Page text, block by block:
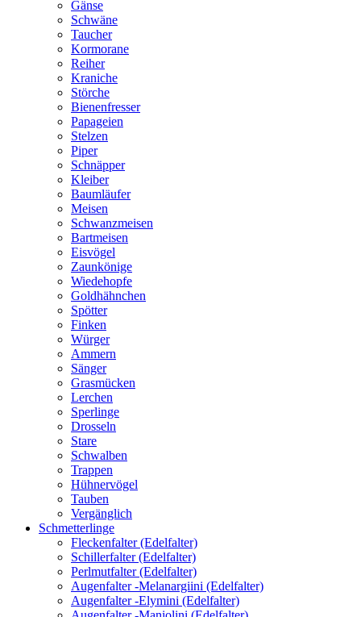
Gänse
Schwäne
Taucher
Kormorane
Reiher
Kraniche
Störche
Bienenfresser
Papageien
Stelzen
Piper
Schnäpper
Kleiber
Baumläufer
Meisen
Schwanzmeisen
Bartmeisen
Eisvögel
Zaunkönige
Wiedehopfe
Goldhähnchen
Spötter
Finken
Würger
Ammern
Sänger
Grasmücken
Lerchen
Sperlinge
Drosseln
Stare
Schwalben
Trappen
Hühnervögel
Tauben
Vergänglich
Schmetterlinge
Fleckenfalter (Edelfalter)
Schillerfalter (Edelfalter)
Perlmutfalter (Edelfalter)
Augenfalter -Melanargiini (Edelfalter)
Augenfalter -Elymini (Edelfalter)